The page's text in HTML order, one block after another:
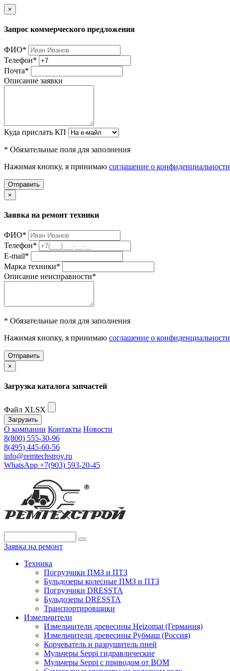
×
Запрос коммерческого предложения
ФИО*
Телефон*
Почта*
Описание заявки
Куда прислать КП
* Обязательные поля для заполнения
Нажимая кнопку, я принимаю соглашение о конфиденциальности
Отправить
×
Заявка на ремонт техники
ФИО*
Телефон*
E-mail*
Марка техники*
Описание неисправности*
* Обязательные поля для заполнения
Нажимая кнопку, я принимаю соглашение о конфиденциальности
Отправить
×
Загрузка каталога запчастей
Файл XLSX
Загрузить
О компании Контакты Новости
8(800) 555-30-96
8(495) 445-60-56
info@remtechstroy.ru
WhatsApp +7(903) 593-20-45
Заявка на ремонт
Техника
Погрузчики ПМЗ и ПТЗ
Бульдозеры колесные ПМЗ и ПТЗ
Погрузчики DRESSTA
Бульдозеры DRESSTA
Транспортировщики
Измельчители
Измельчители древесины Heizomat (Германия)
Измельчители древесины Рубмаш (Россия)
Корчеватель и разрушитель пней
Мульчеры Seppi гидравлические
Мульчеры Seppi с приводом от ВОМ